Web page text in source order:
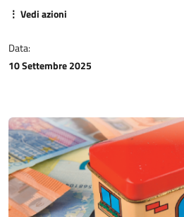
⋮ Vedi azioni
Data:
10 Settembre 2025